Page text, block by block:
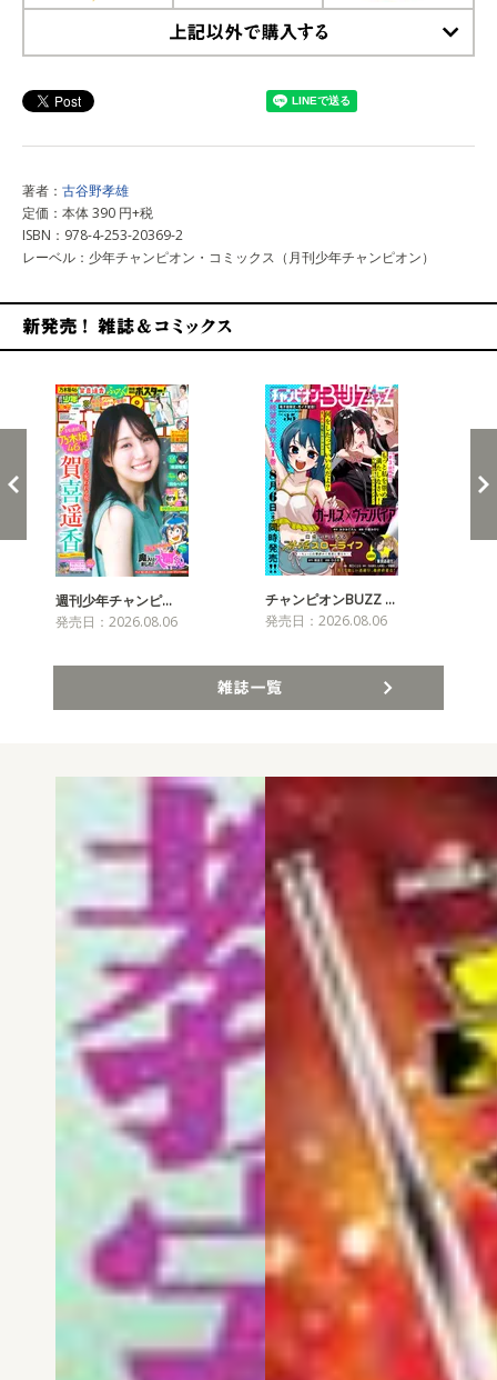
著者： 古谷野孝雄
定価：本体 390 円+税
ISBN：978-4-253-20369-2
レーベル：少年チャンピオン・コミックス（月刊少年チャンピオン）
週刊少年チャンピ…
発売日：2026.08.06
チャンピオンBUZZ …
発売日：2026.08.06